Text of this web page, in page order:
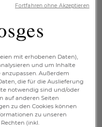
mit erhobenen Daten),
und um Inhalte
Außerdem
die für die Auslieferung
notwendig sind und/oder
auf anderen Seiten
zu den Cookies können
zu unseren
(inkl.
Fortfahren ohne Akzeptieren